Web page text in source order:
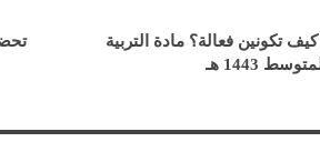
تكونين فعالة؟ مادة التربية
1443 هـ